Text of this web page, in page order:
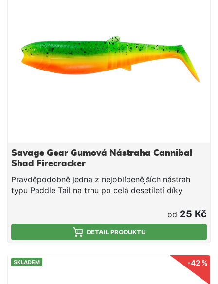
Savage Gear Gumová Nástraha Cannibal
Shad Firecracker
Pravděpodobně jedna z nejoblíbenějších nástrah
typu Paddle Tail na trhu po celá desetiletí díky
Cannibal shad má úžasně živou akci jak při propadu,
tak při stahování. Je to nesmírně všestranná
nástraha, která dokáže chytit okouny, pstruhy, štiky,
candáty, sumce, tresky a další ryby. Barevná řada
byla přepracována a díky naší nové technologii
vstřikování nyní zahrnuje širší paletu superúčinných
od 25 Kč
DETAIL PRODUKTU
-42 %
SKLADEM